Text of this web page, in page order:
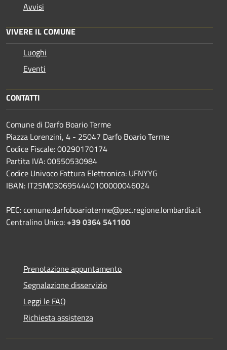
Avvisi
VIVERE IL COMUNE
Luoghi
Eventi
CONTATTI
Comune di Darfo Boario Terme
Piazza Lorenzini, 4 - 25047 Darfo Boario Terme
Codice Fiscale: 00290170174
Partita IVA: 00550530984
Codice Univoco Fattura Elettronica: UFNYYG
IBAN: IT25M0306954440100000046024
PEC: comune.darfoboarioterme@pec.regione.lombardia.it
Centralino Unico:+39 0364 541100
Prenotazione appuntamento
Segnalazione disservizio
Leggi le FAQ
Richiesta assistenza